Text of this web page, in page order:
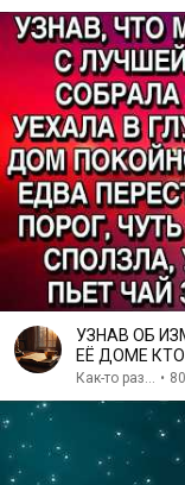
УЗНАВ ОБ
ЕЁ ДОМЕ
ЖДАЛ МЕНЯ…
Как-то раз... •